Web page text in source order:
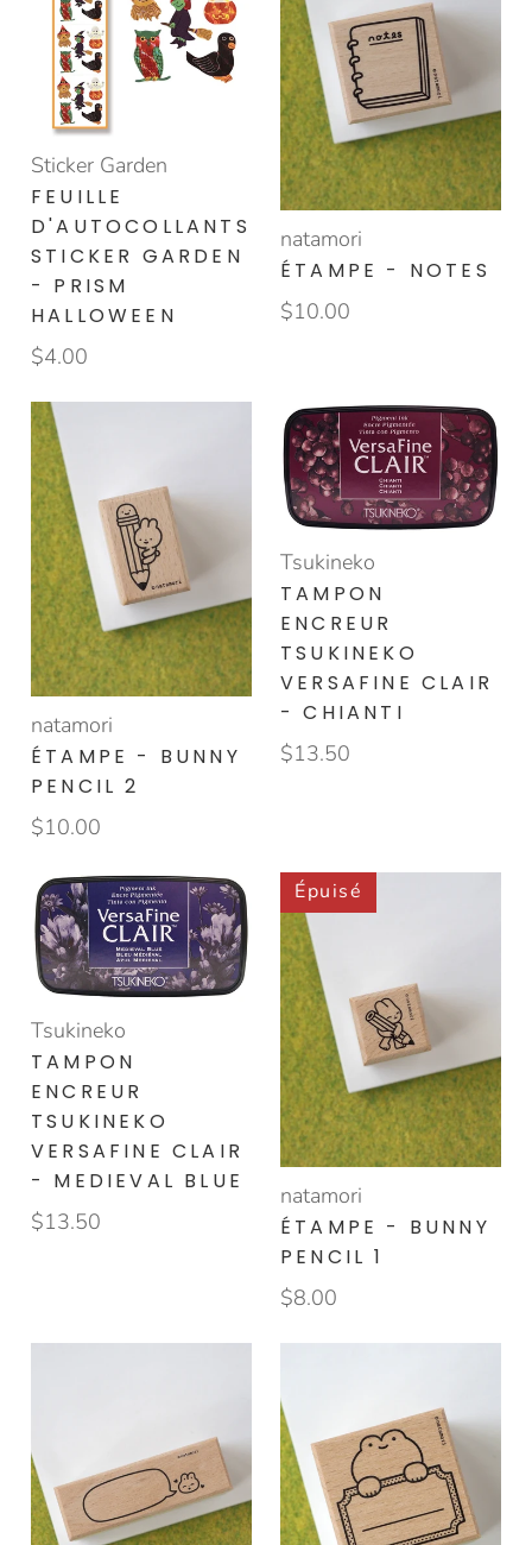
Sticker Garden
FEUILLE
D'AUTOCOLLANTS
STICKER GARDEN
- PRISM
HALLOWEEN
$4.00
natamori
ÉTAMPE - NOTES
$10.00
natamori
ÉTAMPE - BUNNY
PENCIL 2
$10.00
Tsukineko
TAMPON
ENCREUR
TSUKINEKO
VERSAFINE CLAIR
- CHIANTI
$13.50
Tsukineko
TAMPON
ENCREUR
TSUKINEKO
VERSAFINE CLAIR
- MEDIEVAL BLUE
$13.50
Épuisé
natamori
ÉTAMPE - BUNNY
PENCIL 1
$8.00